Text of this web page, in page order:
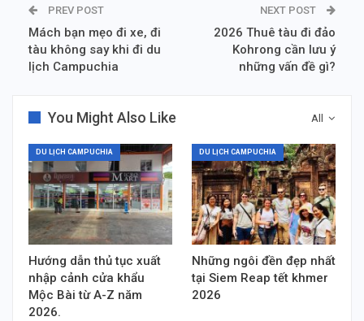
PREV POST
Mách bạn mẹo đi xe, đi
tàu không say khi đi du
lịch Campuchia
NEXT POST
2026 Thuê tàu đi đảo
Kohrong cần lưu ý
những vấn đề gì?
All
You Might Also Like
DU LỊCH CAMPUCHIA
Hướng dẫn thủ tục xuất
nhập cảnh cửa khẩu
Mộc Bài từ A-Z năm
2026.
DU LỊCH CAMPUCHIA
Những ngôi đền đẹp nhất
tại Siem Reap tết khmer
2026